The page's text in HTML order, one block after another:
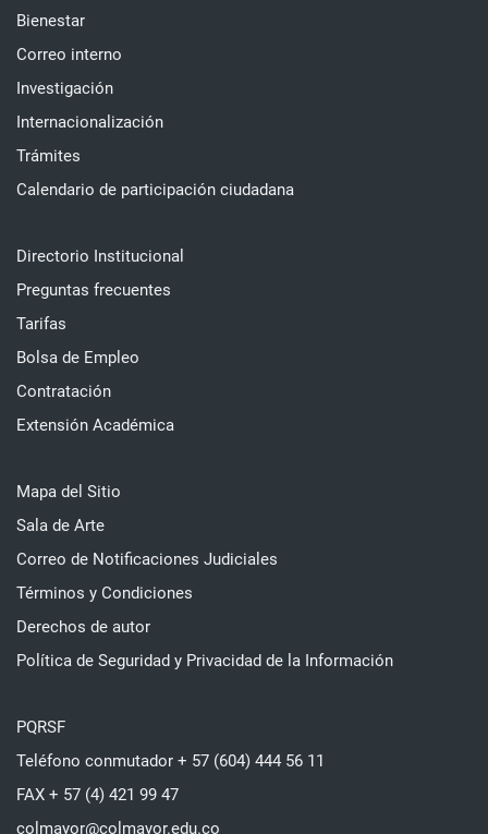
Bienestar
Correo interno
Investigación
Internacionalización
Trámites
Calendario de participación ciudadana
Directorio Institucional
Preguntas frecuentes
Tarifas
Bolsa de Empleo
Contratación
Extensión Académica
Mapa del Sitio
Sala de Arte
Correo de Notificaciones Judiciales
Términos y Condiciones
Derechos de autor
Política de Seguridad y Privacidad de la Información
PQRSF
Teléfono conmutador + 57 (604) 444 56 11
FAX + 57 (4) 421 99 47
colmayor@colmayor.edu.co